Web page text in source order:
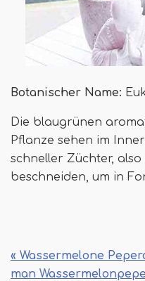
Botanischer Name:
Die blaugrünen
Pflanze sehen im
schneller Züchter,
beschneiden, um in
« Wassermelone
man